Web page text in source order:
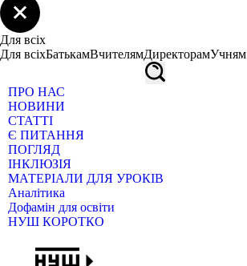
Для всіх
Для всіхБатькамВчителямДиректорамУчням
ПРО НАС
НОВИНИ
СТАТТІ
Є ПИТАННЯ
ПОГЛЯД
ІНКЛЮЗІЯ
МАТЕРІАЛИ ДЛЯ УРОКІВ
Аналітика
Дофамін для освіти
НУШ КОРОТКО